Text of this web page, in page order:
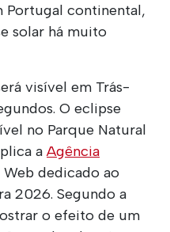
Portugal continental,
solar há muito
visível em Trás-
O eclipse
no Parque Natural
aAgência
dedicado ao
2026. Segundo a
o efeito de um